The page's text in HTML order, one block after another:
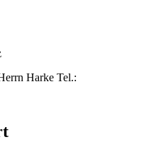
Harke Tel.: